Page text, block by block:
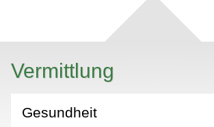
Vermittlung
Gesundheit